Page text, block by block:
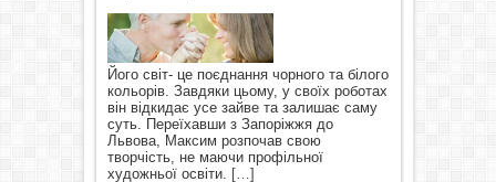
Його світ- це поєднання чорного та білого
кольорів. Завдяки цьому, у своїх роботах
він відкидає усе зайве та залишає саму
суть. Переїхавши з Запоріжжя до
Львова, Максим розпочав свою
творчість, не маючи профільної
художньої освіти. […]